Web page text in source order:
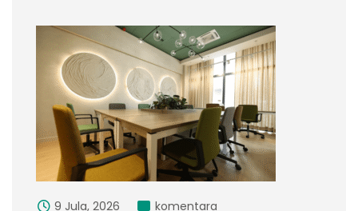
9 Jula, 2026 komentara